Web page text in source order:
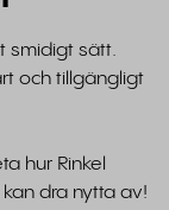
smidigt sätt.
och tillgängligt
hur Rinkel
dra nytta av!